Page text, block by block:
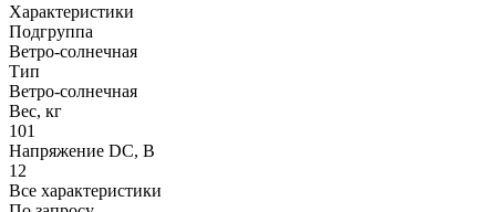
Характеристики
Подгруппа
Ветро-солнечная
Тип
Ветро-солнечная
Вес, кг
101
Напряжение DC, В
12
Все характеристики